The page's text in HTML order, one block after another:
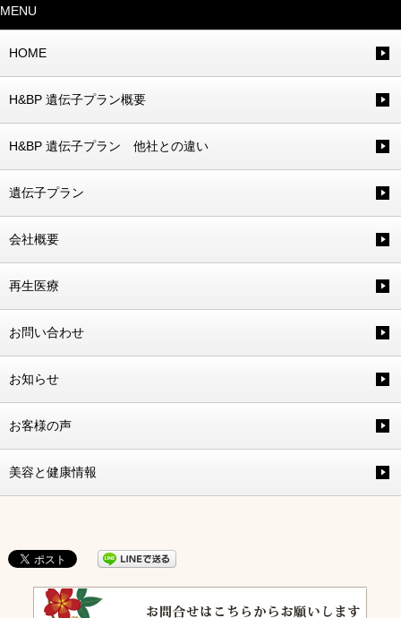
MENU
HOME
H&BP 遺伝子プラン概要
H&BP 遺伝子プラン 他社との違い
遺伝子プラン
会社概要
再生医療
お問い合わせ
お知らせ
お客様の声
美容と健康情報